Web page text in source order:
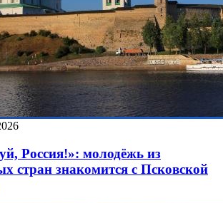
Россия!»: молодёжь из
стран знакомится с Псковской